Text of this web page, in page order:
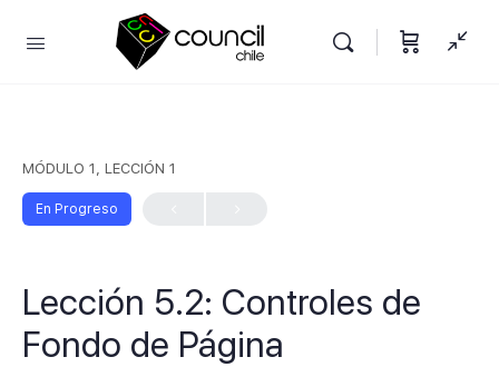
MÓDULO 1, LECCIÓN 1
En Progreso
Lección 5.2: Controles de
Fondo de Página